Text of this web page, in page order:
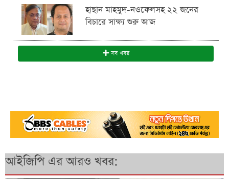
হাছান মাহমুদ-নওফেলসহ ২২ জনের
বিচারে সাক্ষ্য শুরু আজ
সব খবর
আইজিপি এর আরও খবর: